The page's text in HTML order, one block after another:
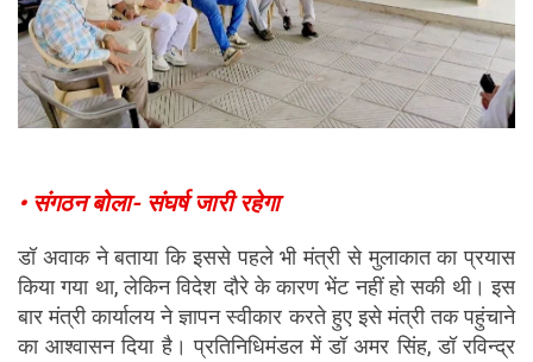
• संगठन बोला- संघर्ष जारी रहेगा
डॉ अवाक ने बताया कि इससे पहले भी मंत्री से मुलाकात का प्रयास
किया गया था, लेकिन विदेश दौरे के कारण भेंट नहीं हो सकी थी। इस
बार मंत्री कार्यालय ने ज्ञापन स्वीकार करते हुए इसे मंत्री तक पहुंचाने
का आश्वासन दिया है। प्रतिनिधिमंडल में डॉ अमर सिंह, डॉ रविन्द्र